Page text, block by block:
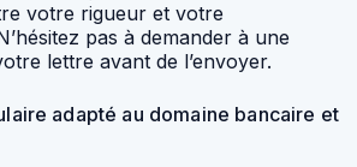
votre rigueur et votre
pas à demander à une
lettre avant de l’envoyer.
adapté au domaine bancaire et